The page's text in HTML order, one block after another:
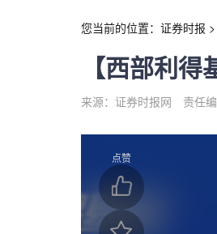
您当前的位置： 证券时报 >
【西部利
来源：证券时报网 责任
点赞